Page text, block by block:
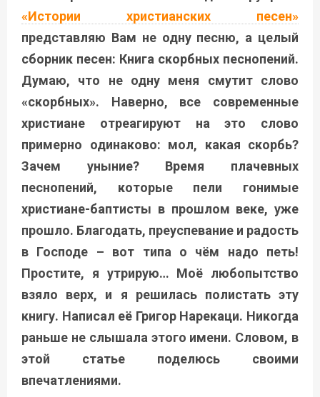
«Истории христианских песен»
представляю Вам не одну песню, а целый
сборник песен: Книга скорбных песнопений.
Думаю, что не одну меня смутит слово
«скорбных». Наверно, все современные
христиане отреагируют на это слово
примерно одинаково: мол, какая скорбь?
Зачем уныние? Время плачевных
песнопений, которые пели гонимые
христиане-баптисты в прошлом веке, уже
прошло. Благодать, преуспевание и радость
в Господе – вот типа о чём надо петь!
Простите, я утрирую… Моё любопытство
взяло верх, и я решилась полистать эту
книгу. Написал её Григор Нарекаци. Никогда
раньше не слышала этого имени. Словом, в
этой статье поделюсь своими
впечатлениями.